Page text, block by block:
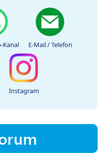
Kanal E-Mail / Telefon
Instagram